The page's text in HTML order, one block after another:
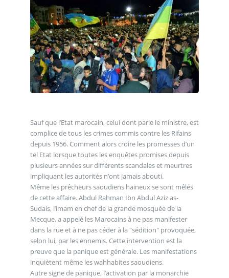
Sauf que l’Etat marocain, celui dont parle le ministre, est
complice de tous les crimes commis contre les Rifains
depuis 1956. Comment alors croire les promesses d’un
tel Etat lorsque toutes les enquêtes promises depuis
plusieurs années sur différents scandales et meurtres
impliquant les autorités n’ont jamais abouti.
Même les prêcheurs saoudiens haineux se sont mêlés
de cette affaire. Abdul Rahman Ibn Abdul Aziz as-
Sudais, l’imam en chef de la grande mosquée de la
Mecque, a appelé les Marocains à ne pas manifester
dans la rue et à ne pas céder à la "sédition" provoquée,
selon lui, par les ennemis. Cette intervention est la
preuve que la panique est générale. Les manifestations
inquiètent même les wahhabites saoudiens.
Autre signe de panique, l’activation par la monarchie